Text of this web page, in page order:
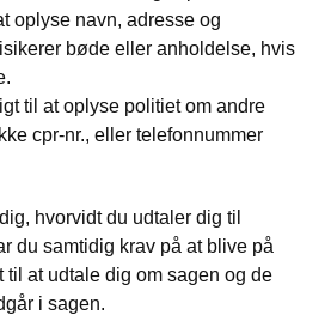
oplyse navn, adresse og
bøde eller anholdelse, hvis
til at oplyse politiet om andre
cpr-nr., eller telefonnummer
hvorvidt du udtaler dig til
du samtidig krav på at blive på
til at udtale dig om sagen og de
i sagen.